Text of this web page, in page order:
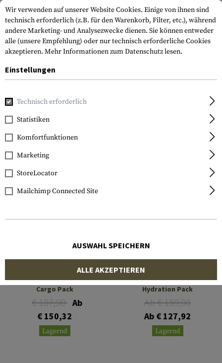
Home Tactical Gear
FILTER
Assault 20L Hydration
Cargo Pack
€ 187,90 Ab
€ 150,32
Lagernd
Rider 3L Low Profile
Hydration Pack
Ab € 159,90
Ab € 127,92
Lagernd
Wir verwenden auf unserer Website Cookies. Einige von ihnen sind
technisch erforderlich (z.B. für den Warenkorb, Filter, etc.), während
andere Marketing- und Analysezwecke dienen. Sie können entweder
alle (unsere Empfehlung) oder nur technisch erforderliche Cookies
akzeptieren. Mehr Informationen zum Datenschutz lesen.
Einstellungen
Technisch erforderlich
Statistiken
Komfortfunktionen
Marketing
StoreLocator
Mailchimp Connected Site
AUSWAHL SPEICHERN
ALLE AKZEPTIEREN